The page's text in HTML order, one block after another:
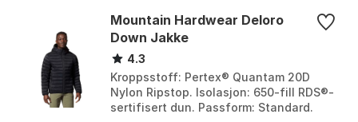
Mountain Hardwear Deloro
Down Jakke
4.3
Kroppsstoff: Pertex® Quantam 20D
Nylon Ripstop. Isolasjon: 650-fill RDS®-
sertifisert dun. Passform: Standard.